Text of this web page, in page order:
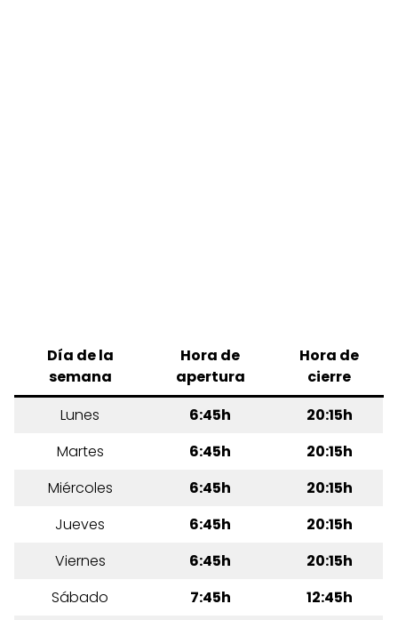
Día de la
semana
Hora de
apertura
Hora de
cierre
Lunes
6:45h
20:15h
Martes
6:45h
20:15h
Miércoles
6:45h
20:15h
Jueves
6:45h
20:15h
Viernes
6:45h
20:15h
Sábado
7:45h
12:45h